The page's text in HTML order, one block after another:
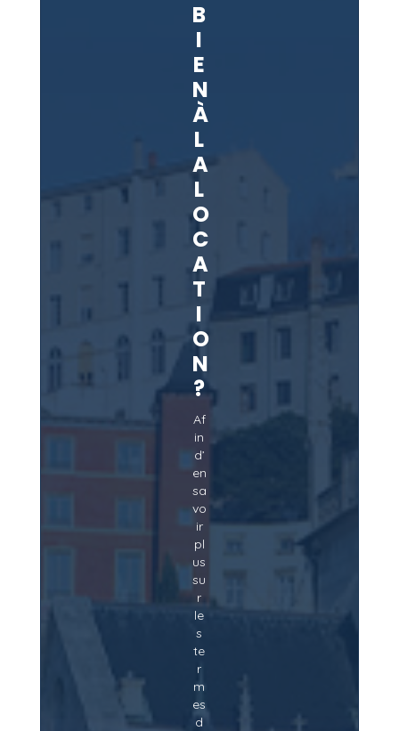
B
I
E
N
À
L
A
L
O
C
A
T
I
O
N
?
Af
in
d’
en
sa
vo
ir
pl
us
su
r
le
s
te
r
m
es
d